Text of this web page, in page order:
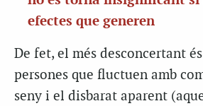
efectes que generen
De fet, el més desconcertant
persones que fluctuen amb
seny i el disbarat aparent